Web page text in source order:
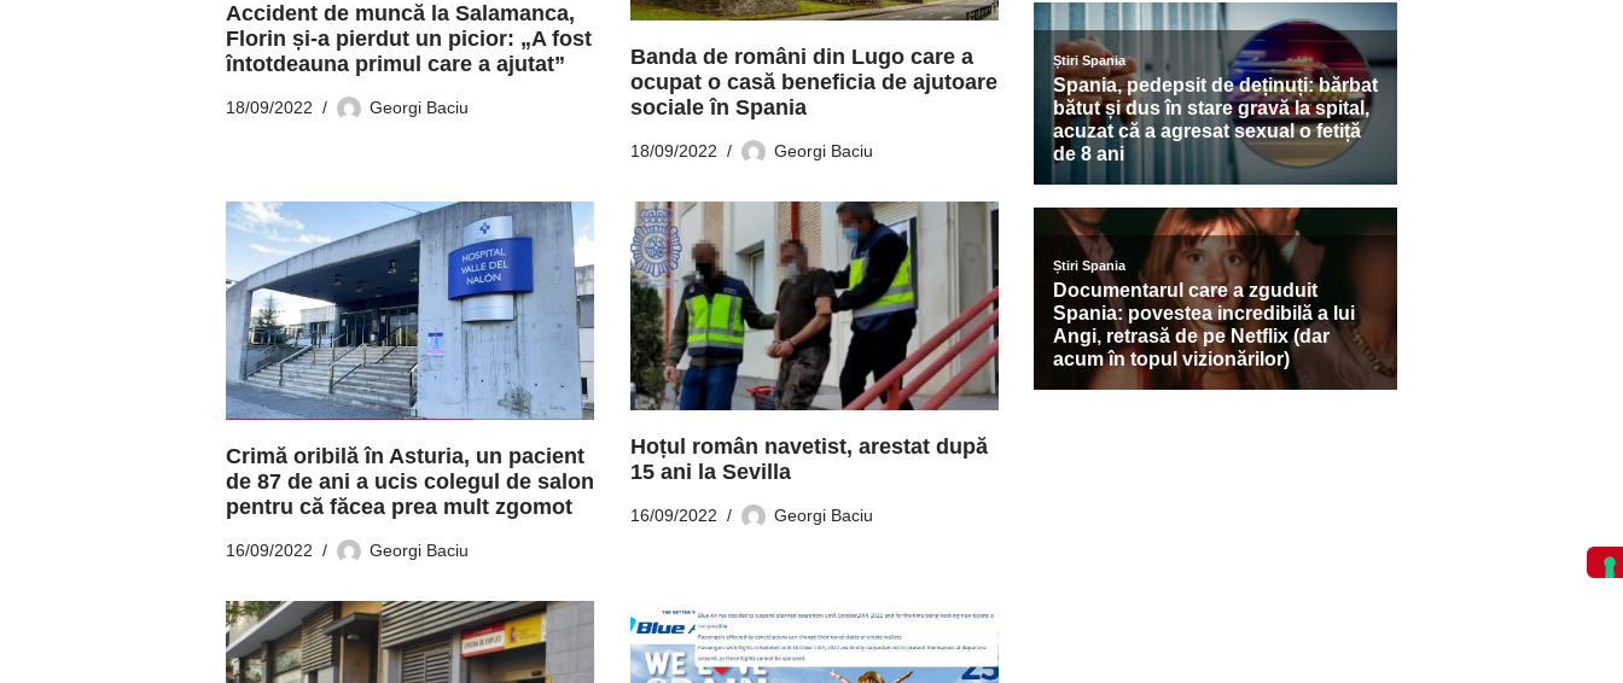
Accident de muncă la Salamanca,
Florin și-a pierdut un picior: „A fost
întotdeauna primul care a ajutat”
18/09/2022 Georgi Baciu
Banda de români din Lugo care a
ocupat o casă beneficia de ajutoare
sociale în Spania
18/09/2022 Georgi Baciu
Crimă oribilă în Asturia, un pacient
de 87 de ani a ucis colegul de salon
pentru că făcea prea mult zgomot
16/09/2022 Georgi Baciu
Hoțul român navetist, arestat după
15 ani la Sevilla
16/09/2022 Georgi Baciu